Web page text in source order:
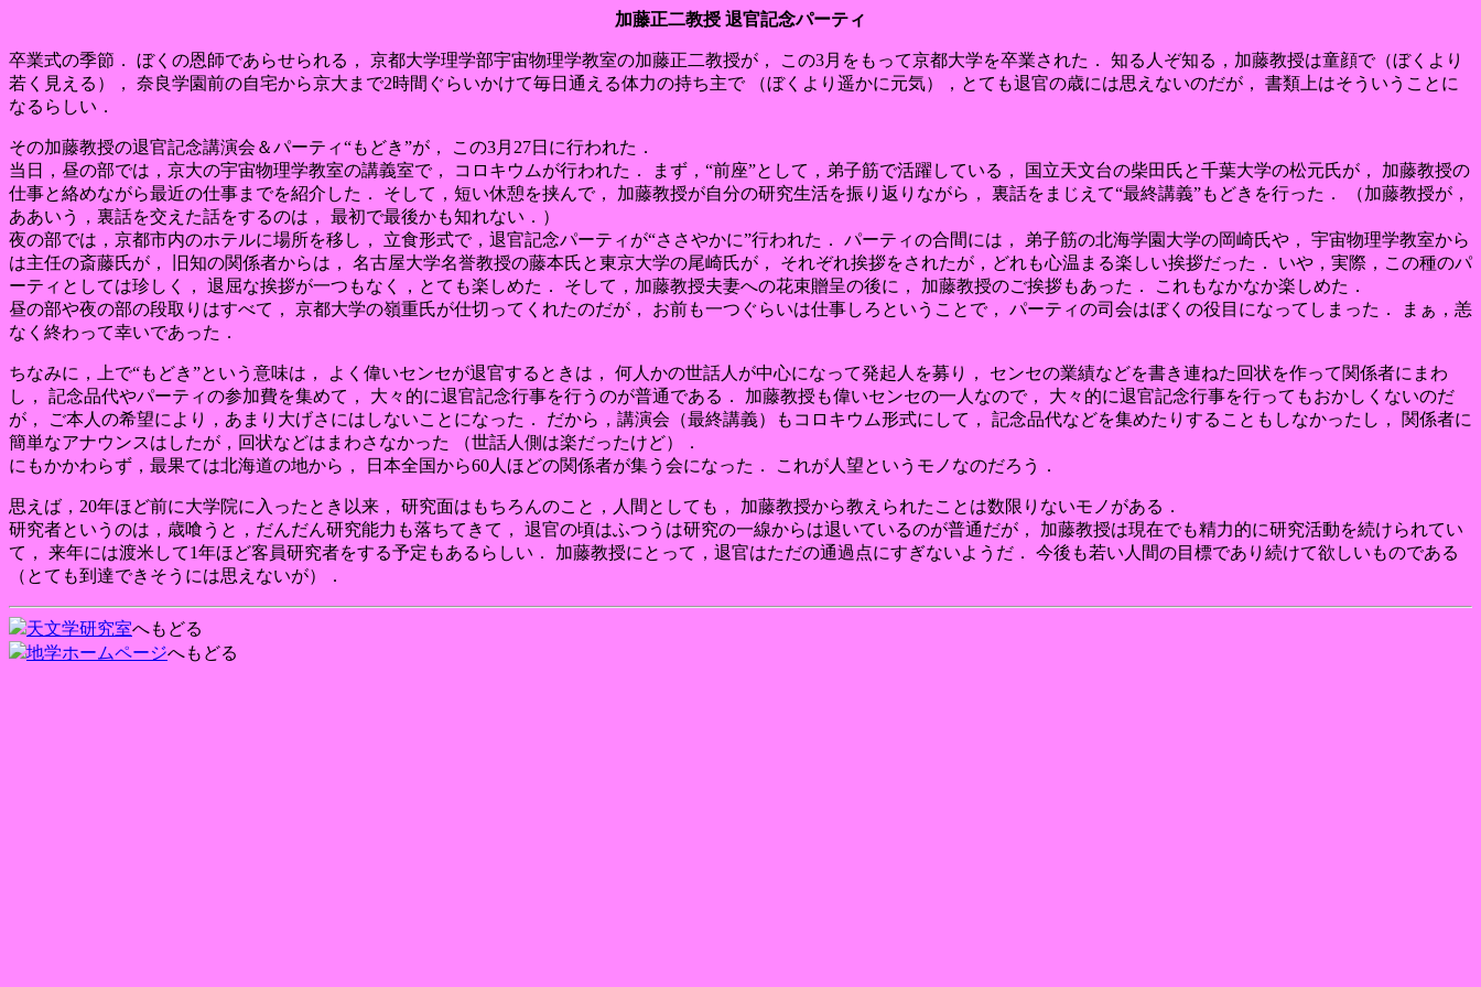
加藤正二教授 退官記念パーティ
卒業式の季節． ぼくの恩師であらせられる， 京都大学理学部宇宙物理学教室の加藤正二教授が， この3月をもって京都大学を卒業された． 知る人ぞ知る，加藤教授は童顔で（ぼくより
若く見える）， 奈良学園前の自宅から京大まで2時間ぐらいかけて毎日通える体力の持ち主で （ぼくより遥かに元気），とても退官の歳には思えないのだが， 書類上はそういうことに
なるらしい．
その加藤教授の退官記念講演会＆パーティ“もどき”が， この3月27日に行われた．
当日，昼の部では，京大の宇宙物理学教室の講義室で， コロキウムが行われた． まず，“前座”として，弟子筋で活躍している， 国立天文台の柴田氏と千葉大学の松元氏が， 加藤教授の
仕事と絡めながら最近の仕事までを紹介した． そして，短い休憩を挟んで， 加藤教授が自分の研究生活を振り返りながら， 裏話をまじえて“最終講義”もどきを行った． （加藤教授が，
ああいう，裏話を交えた話をするのは， 最初で最後かも知れない．）
夜の部では，京都市内のホテルに場所を移し， 立食形式で，退官記念パーティが“ささやかに”行われた． パーティの合間には， 弟子筋の北海学園大学の岡崎氏や， 宇宙物理学教室から
は主任の斎藤氏が， 旧知の関係者からは， 名古屋大学名誉教授の藤本氏と東京大学の尾崎氏が， それぞれ挨拶をされたが，どれも心温まる楽しい挨拶だった． いや，実際，この種のパ
ーティとしては珍しく， 退屈な挨拶が一つもなく，とても楽しめた． そして，加藤教授夫妻への花束贈呈の後に， 加藤教授のご挨拶もあった． これもなかなか楽しめた．
昼の部や夜の部の段取りはすべて， 京都大学の嶺重氏が仕切ってくれたのだが， お前も一つぐらいは仕事しろということで， パーティの司会はぼくの役目になってしまった． まぁ，恙
なく終わって幸いであった．
ちなみに，上で“もどき”という意味は， よく偉いセンセが退官するときは， 何人かの世話人が中心になって発起人を募り， センセの業績などを書き連ねた回状を作って関係者にまわ
し， 記念品代やパーティの参加費を集めて， 大々的に退官記念行事を行うのが普通である． 加藤教授も偉いセンセの一人なので， 大々的に退官記念行事を行ってもおかしくないのだ
が， ご本人の希望により，あまり大げさにはしないことになった． だから，講演会（最終講義）もコロキウム形式にして， 記念品代などを集めたりすることもしなかったし， 関係者に
簡単なアナウンスはしたが，回状などはまわさなかった （世話人側は楽だったけど）．
にもかかわらず，最果ては北海道の地から， 日本全国から60人ほどの関係者が集う会になった． これが人望というモノなのだろう．
思えば，20年ほど前に大学院に入ったとき以来， 研究面はもちろんのこと，人間としても， 加藤教授から教えられたことは数限りないモノがある．
研究者というのは，歳喰うと，だんだん研究能力も落ちてきて， 退官の頃はふつうは研究の一線からは退いているのが普通だが， 加藤教授は現在でも精力的に研究活動を続けられてい
て， 来年には渡米して1年ほど客員研究者をする予定もあるらしい． 加藤教授にとって，退官はただの通過点にすぎないようだ． 今後も若い人間の目標であり続けて欲しいものである
（とても到達できそうには思えないが）．
天文学研究室へもどる
地学ホームページへもどる